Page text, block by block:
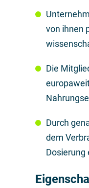
von ihnen
Die
Durch
dem
Dosierung